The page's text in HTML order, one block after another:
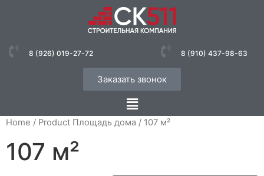
8 (926) 019-27-72 8 (910) 437-98-63
Заказать звонок
Home / Product Площадь дома / 107 м²
107 м²